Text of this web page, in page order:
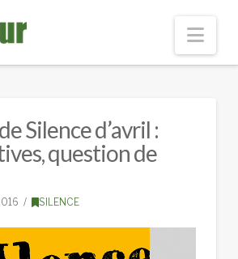
Silence d’avril :
question de
SILENCE